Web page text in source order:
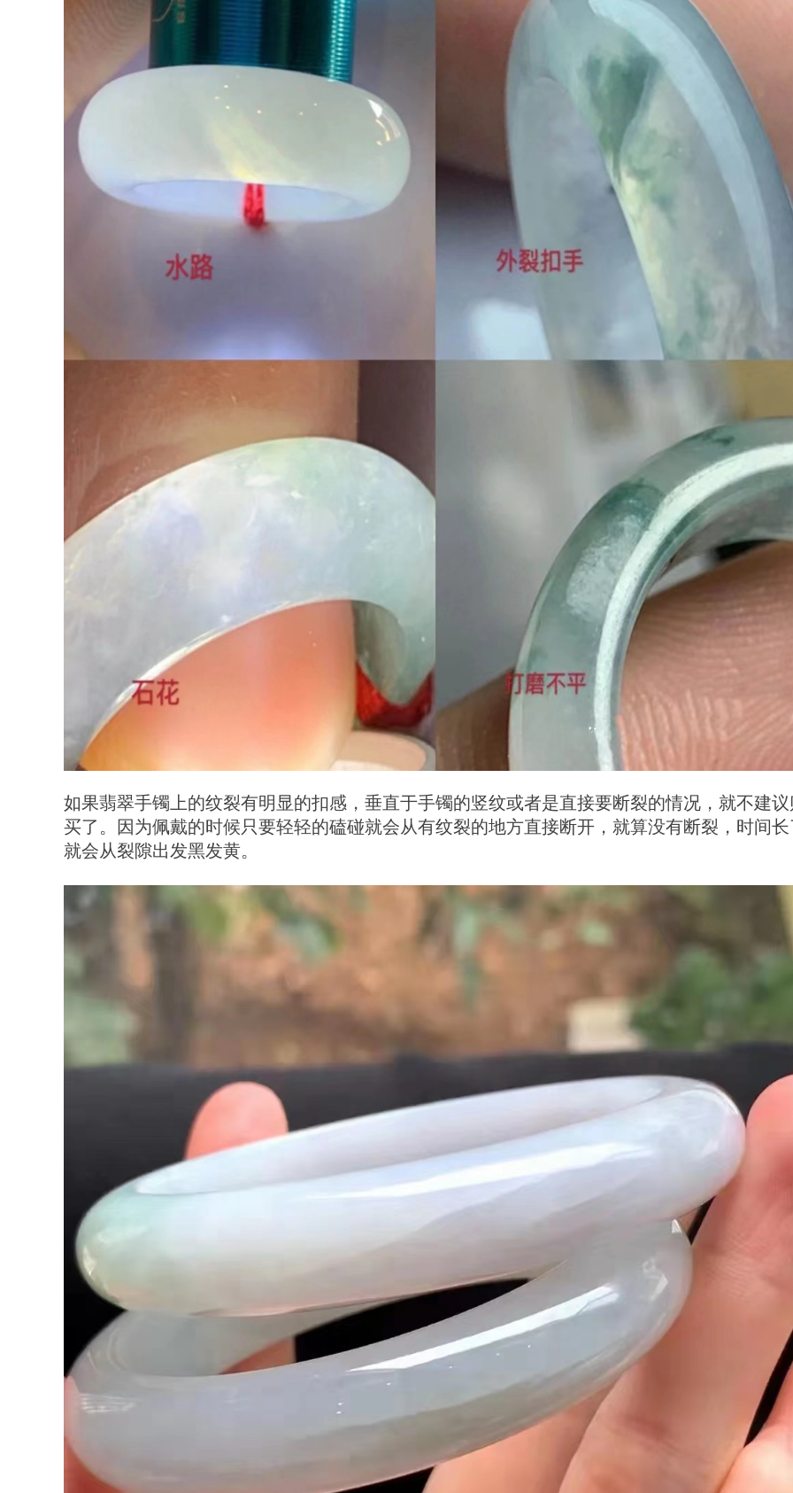
如果翡翠手镯上的纹裂有明显的扣感，垂直于手镯的竖纹或者是直接要断裂的情况，就不建议
买了。因为佩戴的时候只要轻轻的磕碰就会从有纹裂的地方直接断开，就算没有断裂，时间长
就会从裂隙出发黑发黄。